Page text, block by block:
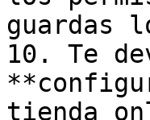
guardas
10. Te
tienda